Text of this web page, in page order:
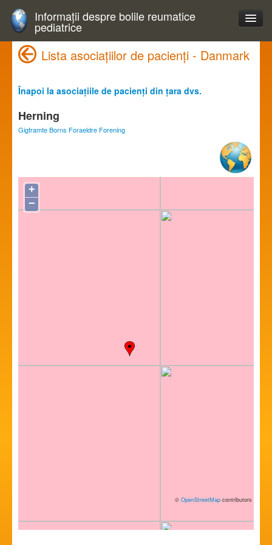
Informații despre bolile reumatice
pediatrice
Lista asociațiilor de pacienți - Danmark
Înapoi la asociațiile de pacienți din țara dvs.
Herning
Gigtramte Borns Foraeldre Forening
+
−
© OpenStreetMap contributors